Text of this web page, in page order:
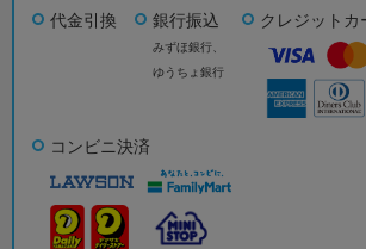
代金引換 銀行振込
みずほ銀行、
ゆうちょ銀行
クレジットカ
コンビニ決済